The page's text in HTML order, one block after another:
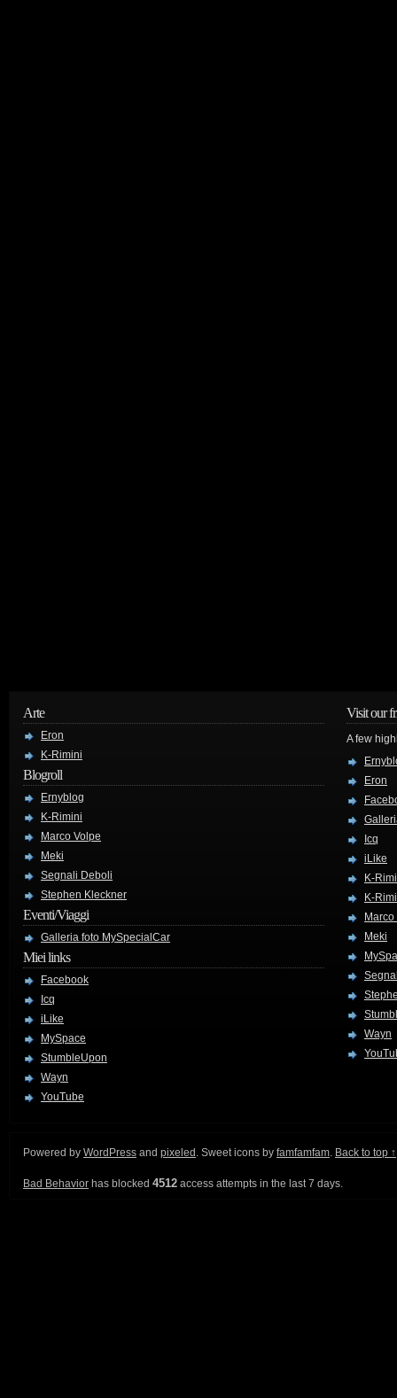
Arte
Eron
K-Rimini
Blogroll
Ernyblog
K-Rimini
Marco Volpe
Meki
Segnali Deboli
Stephen Kleckner
Eventi/Viaggi
Galleria foto MySpecialCar
Miei links
Facebook
Icq
iLike
MySpace
StumbleUpon
Wayn
YouTube
Visit our
A few
Eron
Icq
iLike
K-
K-
Meki
Wayn
Powered by WordPress and pixeled . Sweet icons by famfamfam. Back to top ↑
Bad Behavior has blocked 4512 access attempts in the last 7 days.